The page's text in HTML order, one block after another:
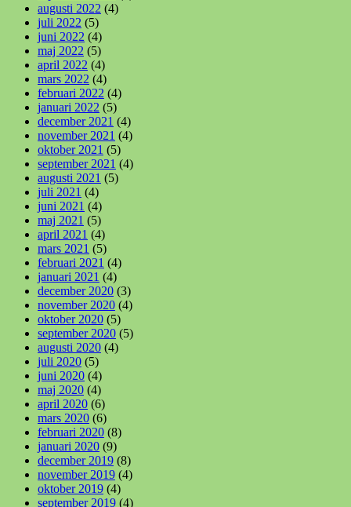
augusti 2022 (4)
juli 2022 (5)
juni 2022 (4)
maj 2022 (5)
april 2022 (4)
mars 2022 (4)
februari 2022 (4)
januari 2022 (5)
december 2021 (4)
november 2021 (4)
oktober 2021 (5)
september 2021 (4)
augusti 2021 (5)
juli 2021 (4)
juni 2021 (4)
maj 2021 (5)
april 2021 (4)
mars 2021 (5)
februari 2021 (4)
januari 2021 (4)
december 2020 (3)
november 2020 (4)
oktober 2020 (5)
september 2020 (5)
augusti 2020 (4)
juli 2020 (5)
juni 2020 (4)
maj 2020 (4)
april 2020 (6)
mars 2020 (6)
februari 2020 (8)
januari 2020 (9)
december 2019 (8)
november 2019 (4)
oktober 2019 (4)
september 2019 (4)